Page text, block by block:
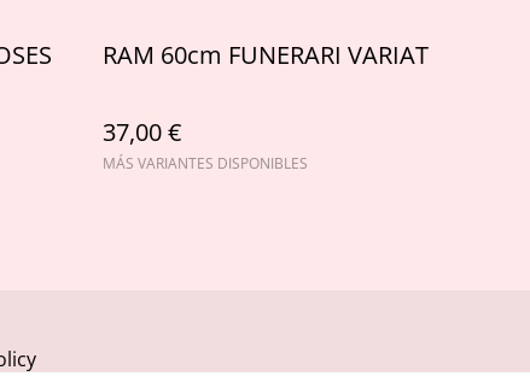
RAM 60cm FUNERARI VARIAT
37,00 €
MÁS VARIANTES DISPONIBLES